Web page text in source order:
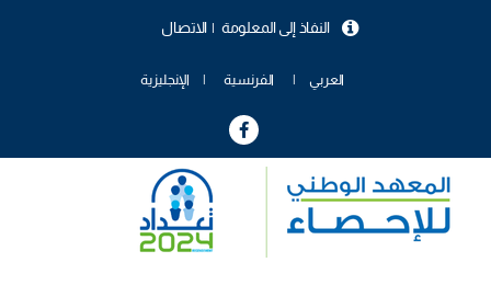
الاتصال النفاذ إلى المعلومة
العربي الفرنسية الإنجليزية